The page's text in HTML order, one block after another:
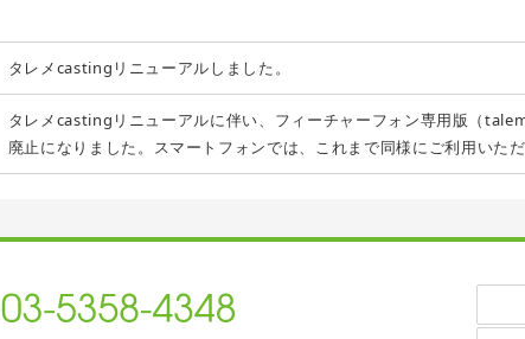
タレメcastingリニューアルしました。
タレメcastingリニューアルに伴い、フィーチャーフォン専用版（
廃止になりました。スマートフォンでは、これまで同様にご利用いただ